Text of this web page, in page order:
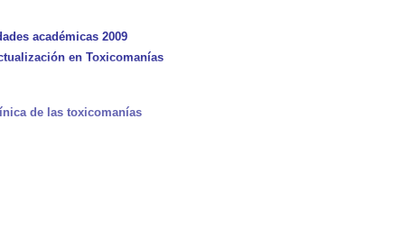
académicas 2009
en Toxicomanías
de las toxicomanías